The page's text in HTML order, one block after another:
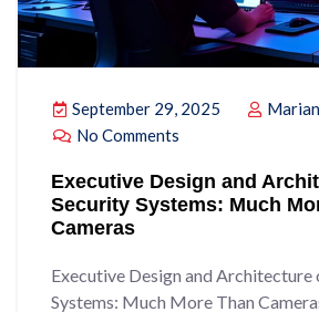
September 29, 2025
No Comments
Executive Design and
Security Systems: Much
Cameras
Executive Design and Architecture
Systems: Much More Than